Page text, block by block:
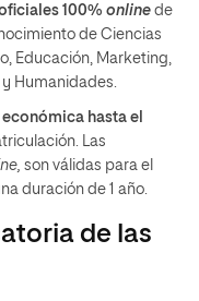
100% online de
de Ciencias
Educación, Marketing,
Humanidades.
hasta el
Las
son válidas para el
duración de 1 año.
de las